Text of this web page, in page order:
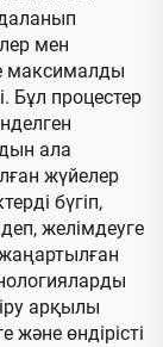
мен
максималды
Бұл процестер
ала
жүйелер
бүгіп,
желімдеуге
арқылы
және өндірісті